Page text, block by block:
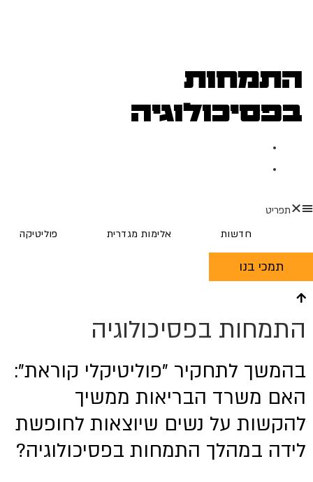
התמחות
בפסיכולוגיה
תפריט
חדשות
אלימות מגדרית פוליטיקה
תמכי בנו
התמחות בפסיכולוגיה
בהמשך לתחקיר "פוליטיקלי קוראת":
האם משרד הבריאות ממשיך
להקשות על נשים שיוצאות לחופשת
לידה במהלך התמחות בפסיכולוגיה?